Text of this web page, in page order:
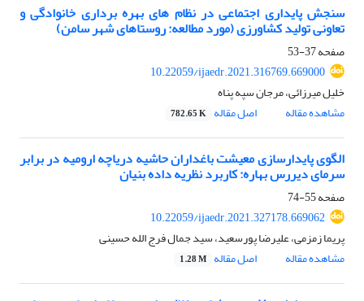
سنجش پایداری اجتماعی در نظام های بهره برداری خانوادگی و
تعاونی تولید کشاورزی (مورد مطالعه: روستاهای شهر سامن)
صفحه37-53
10.22059/ijaedr.2021.316769.669000
خلیل میرزائی، مرجان سپه پناه
مشاهده مقاله
اصل مقاله 782.65 K
الگوی پایدارسازی معیشت باغداران حاشیه دریاچه ارومیه در برابر
سرمای دیررس بهاره: کاربرد نظریه داده بنیان
صفحه55-74
10.22059/ijaedr.2021.327178.669062
پریما زمزمی، علیرضا پورسعید، سید جمال فرج الله حسینی
مشاهده مقاله
اصل مقاله 1.28 M